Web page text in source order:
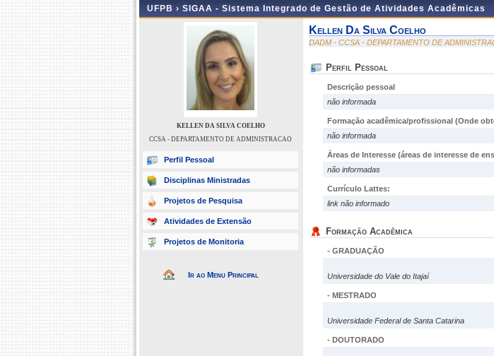
UFPB › SIGAA - Sistema Integrado de Gestão de Atividades Acadêmicas
KELLEN DA SILVA COELHO
CCSA - DEPARTAMENTO DE ADMINISTRACAO
Perfil Pessoal
Disciplinas Ministradas
Projetos de Pesquisa
Atividades de Extensão
Projetos de Monitoria
Ir ao Menu Principal
Kellen Da Silva Coelho
DADM - CCSA - DEPARTAMENTO DE
Perfil Pessoal
Descrição pessoal
não informada
Formação acadêmica/profissional (Onde
não informada
Áreas de Interesse (áreas de interesse de
não informadas
Currículo Lattes:
link não informado
Formação Acadêmica
- GRADUAÇÃO
Universidade do Vale do Itajaí
- MESTRADO
Universidade Federal de Santa Catarina
- DOUTORADO